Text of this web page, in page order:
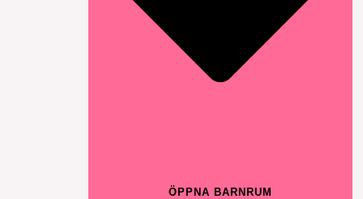
ÖPPNA BARNRUM